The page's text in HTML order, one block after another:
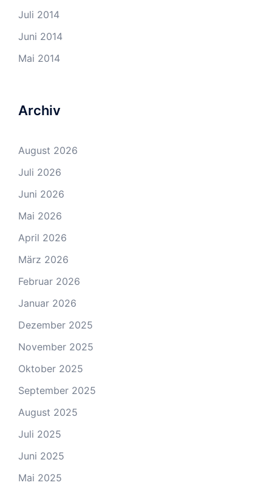
Juli 2014
Juni 2014
Mai 2014
Archiv
August 2026
Juli 2026
Juni 2026
Mai 2026
April 2026
März 2026
Februar 2026
Januar 2026
Dezember 2025
November 2025
Oktober 2025
September 2025
August 2025
Juli 2025
Juni 2025
Mai 2025